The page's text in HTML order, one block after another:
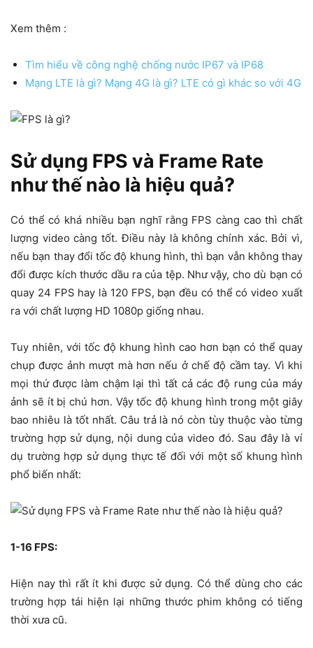
Xem thêm :
Tìm hiểu về công nghệ chống nước IP67 và IP68
Mạng LTE là gì? Mạng 4G là gì? LTE có gì khác so với 4G
Sử dụng FPS và Frame Rate
như thế nào là hiệu quả?
Có thể có khá nhiều bạn nghĩ rằng FPS càng cao thì chất
lượng video càng tốt. Điều này là không chính xác. Bởi vì,
nếu bạn thay đổi tốc độ khung hình, thì bạn vẫn không thay
đổi được kích thước dầu ra của tệp. Như vậy, cho dù bạn có
quay 24 FPS hay là 120 FPS, bạn đều có thể có video xuất
ra với chất lượng HD 1080p giống nhau.
Tuy nhiên, với tốc độ khung hình cao hơn bạn có thể quay
chụp được ảnh mượt mà hơn nếu ở chế độ cầm tay. Vì khi
mọi thứ được làm chậm lại thì tất cả các độ rung của máy
ảnh sẽ ít bị chú hơn. Vậy tốc độ khung hình trong một giây
bao nhiêu là tốt nhất. Câu trả là nó còn tùy thuộc vào từng
trường hợp sử dụng, nội dung của video đó. Sau đây là ví
dụ trường hợp sử dụng thực tế đối với một số khung hình
phổ biến nhất:
1-16 FPS:
Hiện nay thì rất ít khi được sử dụng. Có thể dùng cho các
trường hợp tái hiện lại những thước phim không có tiếng
thời xưa cũ.